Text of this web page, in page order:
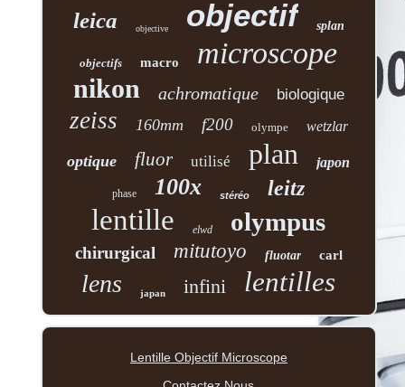
leica objective objectif splan
objectifs macro microscope
nikon achromatique biologique
zeiss 160mm f200 olympe wetzlar
optique fluor utilisé plan japon
phase 100x stéréo leitz
lentille elwd olympus
chirurgical mitutoyo fluotar carl
lens japan infini lentilles
Lentille Objectif Microscope